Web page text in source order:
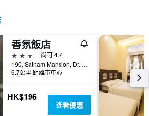
香氛飯店
3星級
尚可 4.7
190, Satnam Mansion, Dr. Ambedkar Road, 孟買, 印度
6.7公里 距離市中心
HK$196
查看優惠